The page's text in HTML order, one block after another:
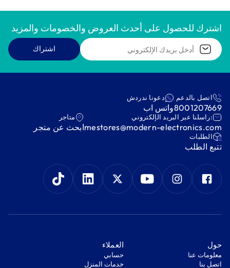
اشترك للحصول على أحدث العروض والخصومات والمزيد
اشتراك
اتصل بالدعم
8001207669
دعونا ندردش
واتس اب
:راسلنا عبر البريد الإلكتروني
mestores@modern-electronics.com
متاجر
ابحث عن متجر
‫الطلبات‬
‫تتبع الطلب‬
‫حول‬
معلومات عنا
اتصل بنا
‫العملاء‬
‫حسابي‬
‫خدمات المنزل‬